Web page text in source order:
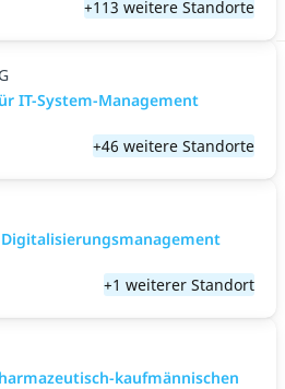
+113 weitere Standorte
IT-System-Management
+46 weitere Standorte
+1 weiterer Standort
kaufmännischen